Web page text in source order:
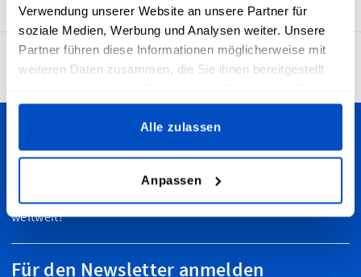
Verwendung unserer Website an unsere Partner für
soziale Medien, Werbung und Analysen weiter. Unsere
Partner führen diese Informationen möglicherweise mit
weiteren Daten zusammen, die Sie ihnen bereitgestellt
gesammelt haben.
Alle zulassen
Anpassen
4.7 29’929 Bewertungen
Personalisiere deine Kreationen
Wir versenden in die Schweiz - egal, ob du in Bern, Zürich,
Basel, Luzern oder anderswo wohnst. Wir versenden zudem
weltweit!
Für den Newsletter anmelden